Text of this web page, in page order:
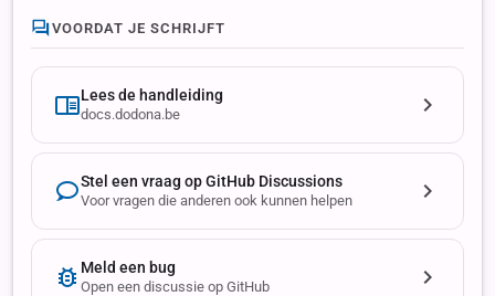
VOORDAT JE SCHRIJFT
Lees de handleiding
docs.dodona.be
Stel een vraag op GitHub Discussions
Voor vragen die anderen ook kunnen helpen
Meld een bug
Open een discussie op GitHub